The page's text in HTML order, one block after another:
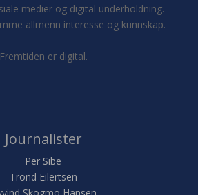
medier og digital underholdning.
allmenn interesse og kunnskap.
Fremtiden er digital.
Journalister
Per Sibe
Trond Eilertsen